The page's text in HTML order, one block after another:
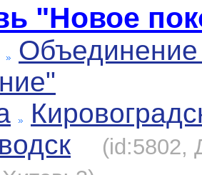
"Новое
(id:5802,